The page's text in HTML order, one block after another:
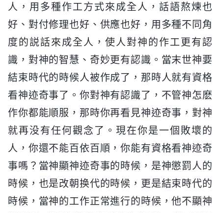
人，用多種作工方式來成全人，話語熬煉也
好、對付修理也好、供應也好，用多種不同角
度的説話來成全人，使人對神的作工更有認
識，對神的智慧、奇妙更有認識。當末世神要
結束時代的時候人被作成了，那時人就有資格
看神迹奇事了。你對神有認識了，不管神怎麽
作你都能順服，那時你再看見神迹奇事，對神
就再没有任何觀念了。現在你是一個敗壞的
人，你還不能百依百順，你能有資格看神迹奇
事嗎？當神顯神迹奇事的時候，是神懲罰人的
時候，也是改朝换代的時候，更是結束時代的
時候，當神的工作正常進行的時候，他不顯神